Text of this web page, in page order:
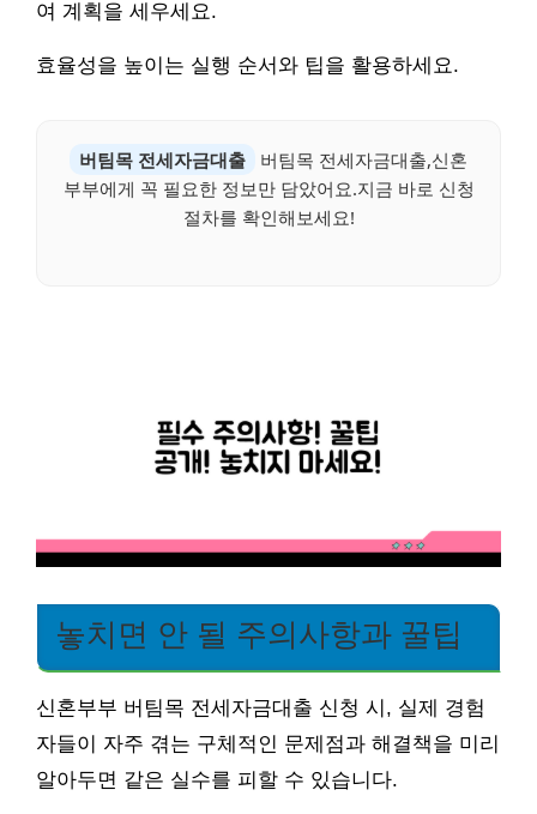
여 계획을 세우세요.
효율성을 높이는 실행 순서와 팁을 활용하세요.
버팀목 전세자금대출
버팀목 전세자금대출,신혼
부부에게 꼭 필요한 정보만 담았어요.지금 바로 신청
절차를 확인해보세요!
놓치면 안 될 주의사항과 꿀팁
신혼부부 버팀목 전세자금대출 신청 시, 실제 경험
자들이 자주 겪는 구체적인 문제점과 해결책을 미리
알아두면 같은 실수를 피할 수 있습니다.